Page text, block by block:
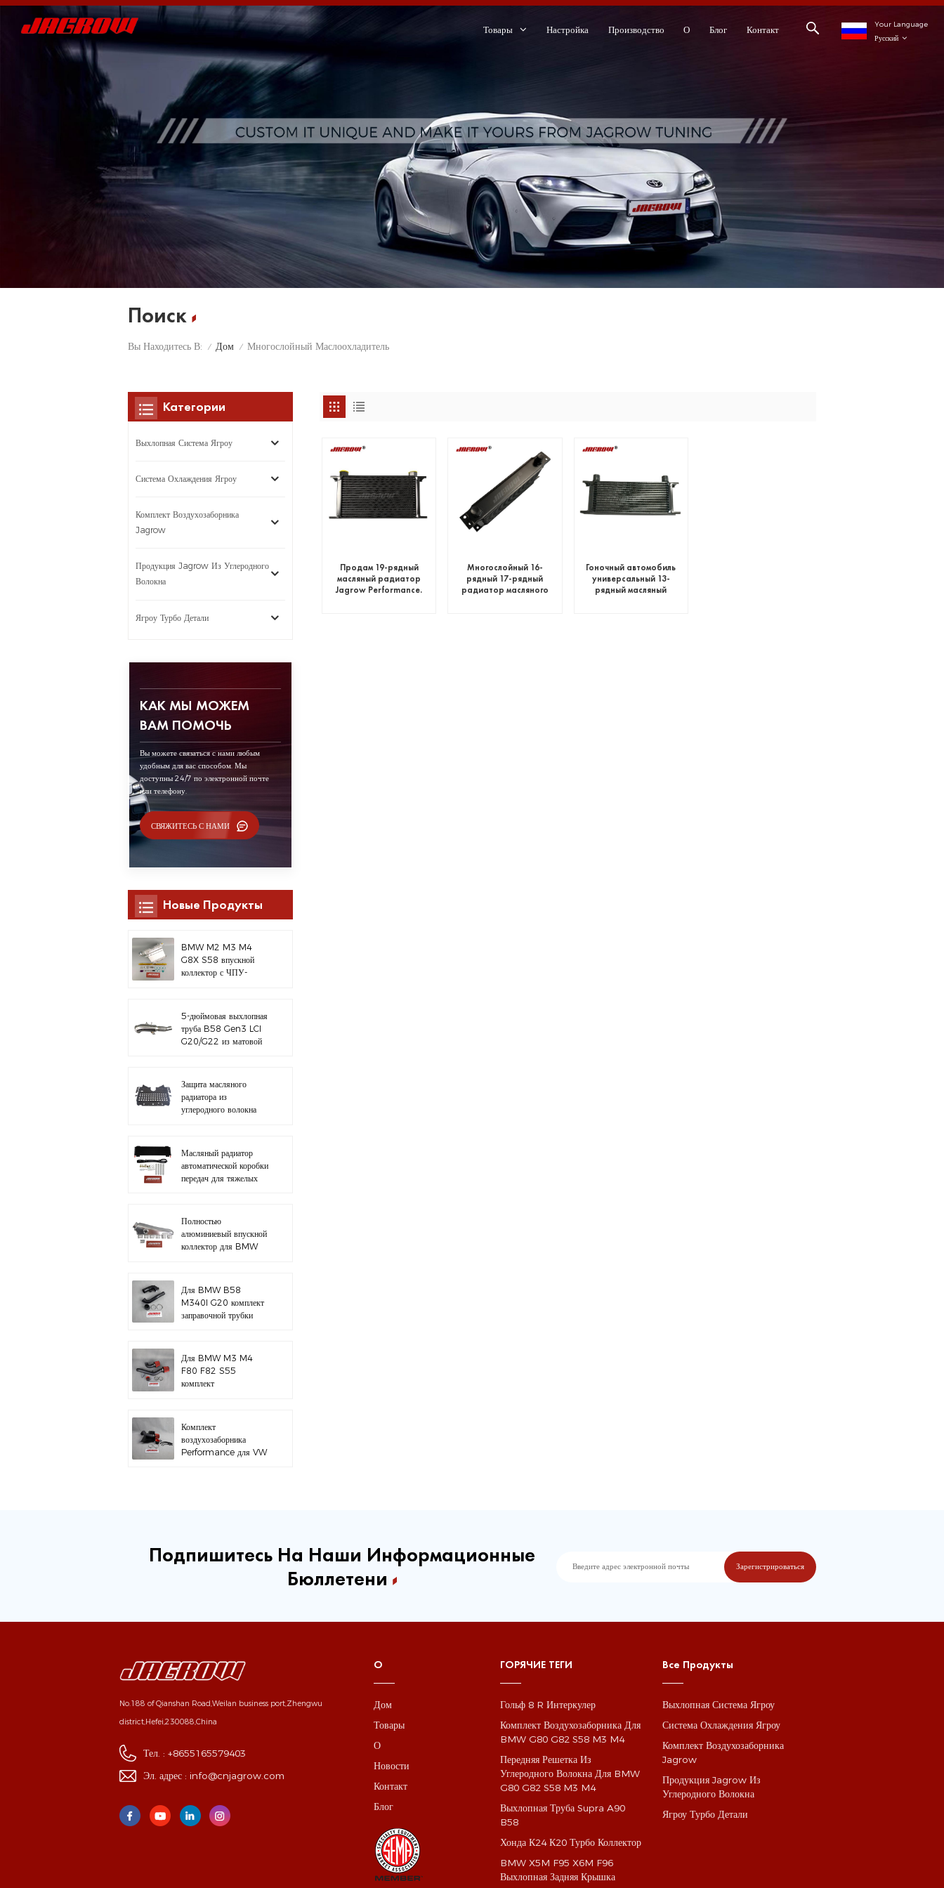
Your Language
Русский
Товары Настройка Производство О Блог Контакт
Поиск
Вы Находитесь В: / Дом / Многослойный Маслоохладитель
Продам 19-рядный
масляный радиатор
Jagrow Performance.
Многослойный 16-
рядный 17-рядный
радиатор масляного
Гоночный автомобиль
универсальный 13-
рядный масляный
Категории
Выхлопная Система Ягроу
Система Охлаждения Ягроу
Комплект Воздухозаборника
Jagrow
Продукция Jagrow Из Углеродного
Волокна
Ягроу Турбо Детали
КАК МЫ МОЖЕМ
ВАМ ПОМОЧЬ
Вы можете связаться с нами любым
удобным для вас способом. Мы
доступны 24/7 по электронной почте
или телефону.
СВЯЖИТЕСЬ С НАМИ
Новые Продукты
BMW M2 M3 M4
G8X S58 впускной
коллектор с ЧПУ-
5-дюймовая выхлопная
труба B58 Gen3 LCI
G20/G22 из матовой
Защита масляного
радиатора из
углеродного волокна
Масляный радиатор
автоматической коробки
передач для тяжелых
оборудования
Полностью
алюминиевый впускной
коллектор для BMW
Для BMW B58
M340I G20 комплект
заправочной трубки
Для BMW M3 M4
F80 F82 S55
комплект
Комплект
воздухозаборника
Performance для VW
Подпишитесь На Наши Информационные
Бюллетени
No.188 of Qianshan Road,Weilan business port,Zhengwu
district,Hefei,230088,China
Тел. :+8655165579403
Эл. адрес :info@cnjagrow.com
О
Дом
Товары
О
Новости
Контакт
Блог
ГОРЯЧИЕ ТЕГИ
Гольф 8 R Интеркулер
Комплект Воздухозаборника Для
BMW G80 G82 S58 M3 M4
Передняя Решетка Из
Углеродного Волокна Для BMW
G80 G82 S58 M3 M4
Выхлопная Труба Supra A90
B58
Хонда К24 К20 Турбо Коллектор
BMW X5M F95 X6M F96
Выхлопная Задняя Крышка
Все Продукты
Выхлопная Система Ягроу
Система Охлаждения Ягроу
Комплект Воздухозаборника
Jagrow
Продукция Jagrow Из
Углеродного Волокна
Ягроу Турбо Детали